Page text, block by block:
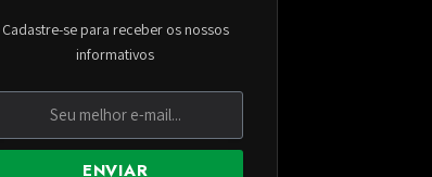
Cadastre-se para receber os nossos
informativos
ENVIAR